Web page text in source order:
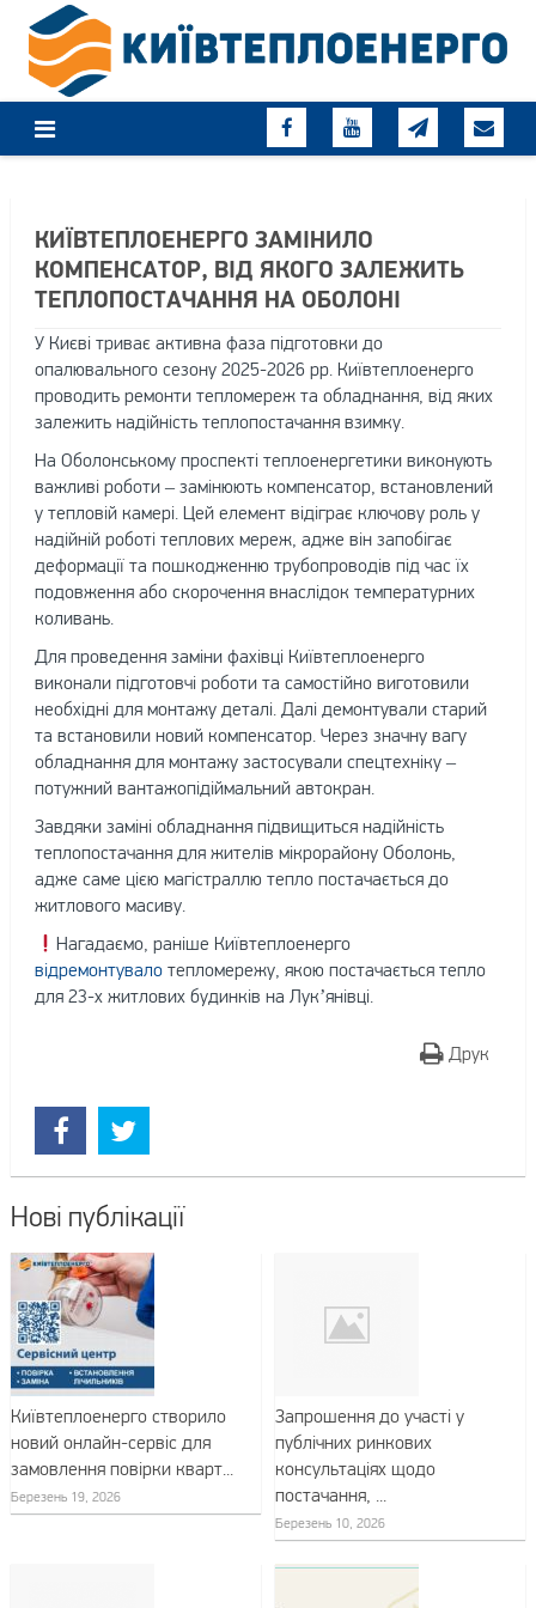
content
КИЇВТЕПЛОЕНЕРГО ЗАМІНИЛО
КОМПЕНСАТОР, ВІД ЯКОГО ЗАЛЕЖИТЬ
ТЕПЛОПОСТАЧАННЯ НА ОБОЛОНІ
У Києві триває активна фаза підготовки до
опалювального сезону 2025-2026 рр. Київтеплоенерго
проводить ремонти тепломереж та обладнання, від яких
залежить надійність теплопостачання взимку.
На Оболонському проспекті теплоенергетики виконують
важливі роботи – замінюють компенсатор, встановлений
у тепловій камері. Цей елемент відіграє ключову роль у
надійній роботі теплових мереж, адже він запобігає
деформації та пошкодженню трубопроводів під час їх
подовження або скорочення внаслідок температурних
коливань.
Для проведення заміни фахівці Київтеплоенерго
виконали підготовчі роботи та самостійно виготовили
необхідні для монтажу деталі. Далі демонтували старий
та встановили новий компенсатор. Через значну вагу
обладнання для монтажу застосували спецтехніку –
потужний вантажопідіймальний автокран.
Завдяки заміні обладнання підвищиться надійність
теплопостачання для жителів мікрорайону Оболонь,
адже саме цією магістраллю тепло постачається до
житлового масиву.
Нагадаємо, раніше Київтеплоенерго
відремонтувалотепломережу, якою постачається тепло
для 23-х житлових будинків на Лук’янівці.
Друк
Нові публікації
Київтеплоенерго створило
новий онлайн-сервіс для
замовлення повірки кварт...
Березень 19, 2026
Запрошення до участі у
публічних ринкових
консультаціях щодо
постачання, ...
Березень 10, 2026